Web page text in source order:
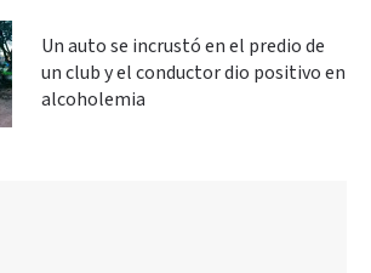
Un auto se incrustó en el predio de
un club y el conductor dio positivo en
alcoholemia